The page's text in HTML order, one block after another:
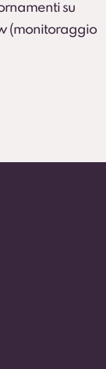
su
(monitoraggio